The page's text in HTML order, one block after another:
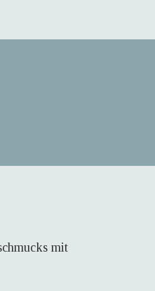
mit